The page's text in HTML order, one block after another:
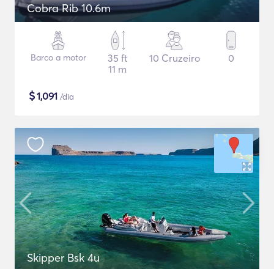
Cobra Rib 10.6m
Barco a motor
35 ft
11 m
10 Cruzeiro 0
$1,091 /dia
Skipper Bsk 4u